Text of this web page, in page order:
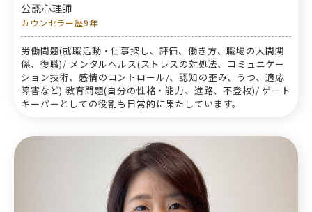
公認心理師
カウンセラー歴9年
労働問題(就職活動・仕事探し、評価、働き方、職場の人間関
係、復職)/ メンタルヘルス(ストレスの対処法、コミュニケー
ション技術、感情のコントロール/、認知の歪み、うつ、適応
障害など) 教育問題(自分の性格・能力、進路、不登校)/ ゲート
キーパーとしての役割も日常的に果たしています。